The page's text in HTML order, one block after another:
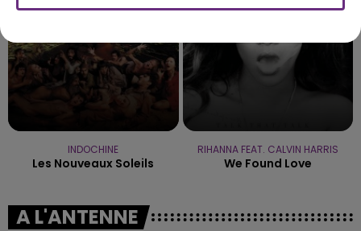
INDOCHINE
Les Nouveaux Soleils
RIHANNA FEAT. CALVIN HARRIS
We Found Love
A L'ANTENNE